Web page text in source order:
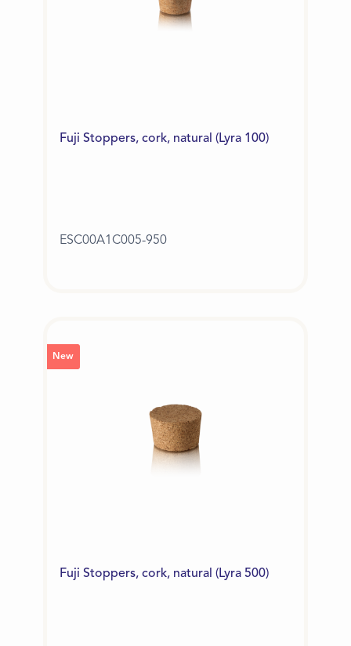
Fuji Stoppers, cork, natural (Lyra 100)
ESC00A1C005-950
New
Fuji Stoppers, cork, natural (Lyra 500)